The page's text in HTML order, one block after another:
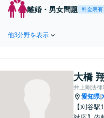
ど
決
離婚・男女問題 料金表有
他3分野を表示
大橋
井上剛法律
愛知県|
【刈谷